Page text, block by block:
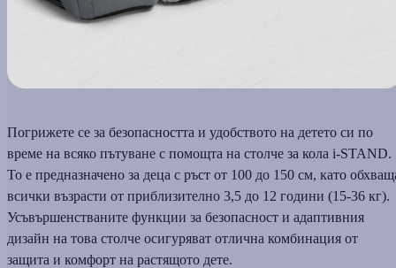
Погрижете се за безопасността и удобството на детето си по
време на всяко пътуване с помощта на столче за кола i-STAND.
То е предназначено за деца с ръст от 100 до 150 см, като
всички възрасти от приблизително 3,5 до 12 години (15-36 кг).
Усъвършенстваните функции за безопасност и адаптивния
дизайн на това столче осигуряват отлична комбинация от
защита и комфорт на растящото дете.